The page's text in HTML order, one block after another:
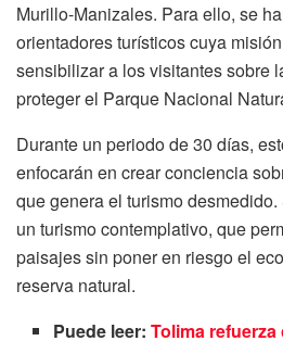
Murillo-Manizales. Para ello, se
orientadores turísticos cuya
sensibilizar a los visitantes sobre
proteger el Parque Nacional
Durante un periodo de 30 días,
enfocarán en crear conciencia
que genera el turismo
un turismo contemplativo, que
paisajes sin poner en riesgo el
reserva natural.
Puede leer:Tolima